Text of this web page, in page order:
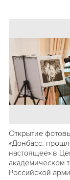
Открытие
«Донбасс:
настоящее» в
академическом
Российской